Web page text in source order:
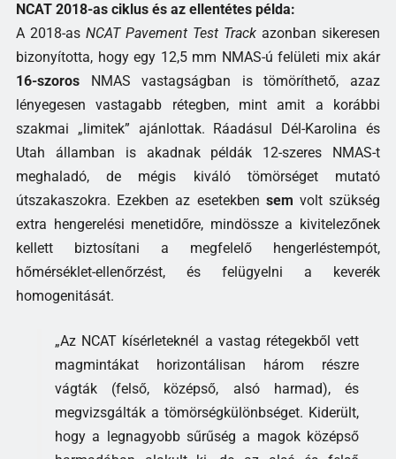
NCAT 2018-as ciklus és az ellentétes példa:
A 2018-as NCAT Pavement Test Track azonban sikeresen
bizonyította, hogy egy 12,5 mm NMAS-ú felületi mix akár
16-szoros NMAS vastagságban is tömöríthető, azaz
lényegesen vastagabb rétegben, mint amit a korábbi
szakmai „limitek” ajánlottak. Ráadásul Dél-Karolina és
Utah államban is akadnak példák 12-szeres NMAS-t
meghaladó, de mégis kiváló tömörséget mutató
útszakaszokra. Ezekben az esetekben sem volt szükség
extra hengerelési menetidőre, mindössze a kivitelezőnek
kellett biztosítani a megfelelő hengerléstempót,
hőmérséklet-ellenőrzést, és felügyelni a keverék
homogenitását.
„Az NCAT kísérleteknél a vastag rétegekből vett
magmintákat horizontálisan három részre
vágták (felső, középső, alsó harmad), és
megvizsgálták a tömörségkülönbséget. Kiderült,
hogy a legnagyobb sűrűség a magok középső